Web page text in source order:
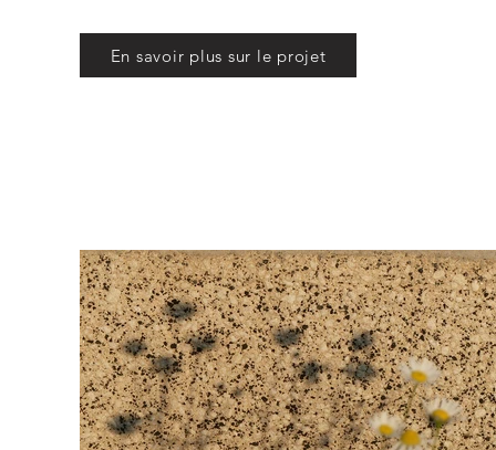
En savoir plus sur le projet